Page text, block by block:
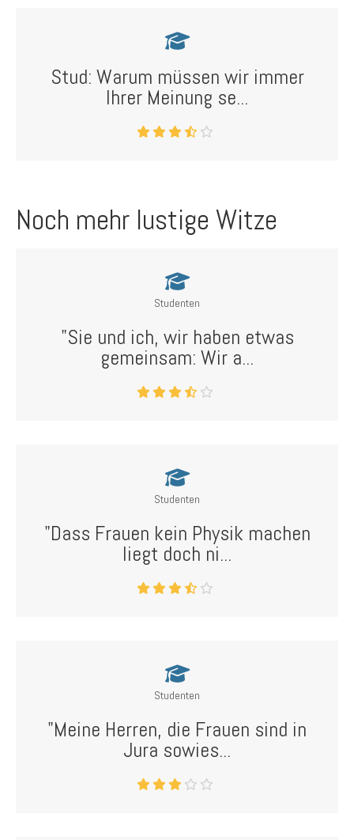
Stud: Warum müssen wir immer
Ihrer Meinung se...
Noch mehr lustige Witze
Studenten
"Sie und ich, wir haben etwas
gemeinsam: Wir a...
Studenten
"Dass Frauen kein Physik machen
liegt doch ni...
Studenten
"Meine Herren, die Frauen sind in
Jura sowies...